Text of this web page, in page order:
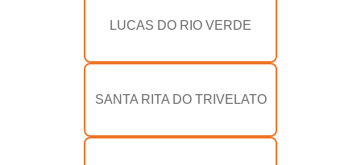
LUCAS DO RIO VERDE
SANTA RITA DO TRIVELATO